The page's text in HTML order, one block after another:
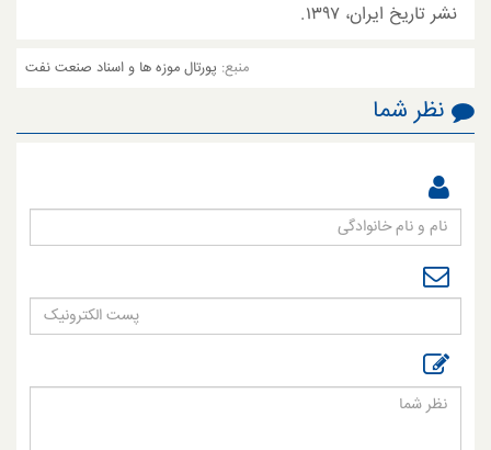
نشر تاریخ ایران، ۱۳۹۷.
منبع: پورتال موزه ها و اسناد صنعت نفت
نظر شما